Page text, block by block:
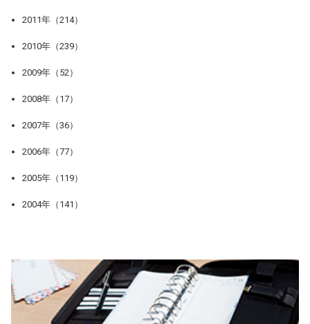
2011年（214）
2010年（239）
2009年（52）
2008年（17）
2007年（36）
2006年（77）
2005年（119）
2004年（141）